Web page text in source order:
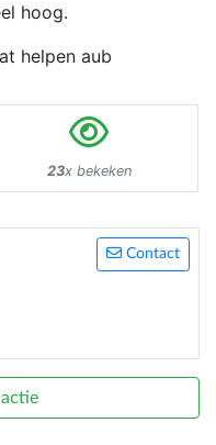
hoog.
helpen aub
23x bekeken
Contact
actie